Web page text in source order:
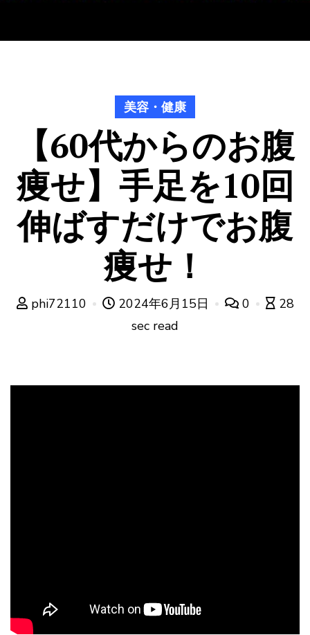
美容・健康
【60代からのお腹
痩せ】手足を10回
伸ばすだけでお腹
痩せ！
phi72110 2024年6月15日 0
28
sec read